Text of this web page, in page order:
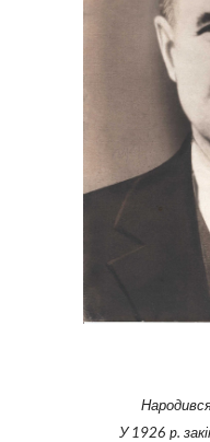
У 1926 p.